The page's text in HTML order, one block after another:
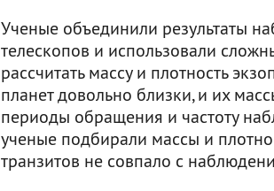
Ученые объединили результаты
телескопов и использовали
рассчитать массу и плотность
планет довольно близки, и их
периоды обращения и частоту
ученые подбирали массы и
транзитов не совпало с